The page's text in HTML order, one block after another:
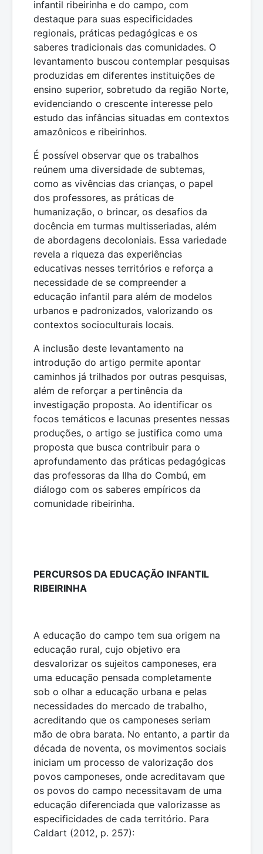
infantil ribeirinha e do campo, com
destaque para suas especificidades
regionais, práticas pedagógicas e os
saberes tradicionais das comunidades. O
levantamento buscou contemplar pesquisas
produzidas em diferentes instituições de
ensino superior, sobretudo da região Norte,
evidenciando o crescente interesse pelo
estudo das infâncias situadas em contextos
amazônicos e ribeirinhos.
É possível observar que os trabalhos
reúnem uma diversidade de subtemas,
como as vivências das crianças, o papel
dos professores, as práticas de
humanização, o brincar, os desafios da
docência em turmas multisseriadas, além
de abordagens decoloniais. Essa variedade
revela a riqueza das experiências
educativas nesses territórios e reforça a
necessidade de se compreender a
educação infantil para além de modelos
urbanos e padronizados, valorizando os
contextos socioculturais locais.
A inclusão deste levantamento na
introdução do artigo permite apontar
caminhos já trilhados por outras pesquisas,
além de reforçar a pertinência da
investigação proposta. Ao identificar os
focos temáticos e lacunas presentes nessas
produções, o artigo se justifica como uma
proposta que busca contribuir para o
aprofundamento das práticas pedagógicas
das professoras da Ilha do Combú, em
diálogo com os saberes empíricos da
comunidade ribeirinha.
PERCURSOS DA EDUCAÇÃO INFANTIL
RIBEIRINHA
A educação do campo tem sua origem na
educação rural, cujo objetivo era
desvalorizar os sujeitos camponeses, era
uma educação pensada completamente
sob o olhar a educação urbana e pelas
necessidades do mercado de trabalho,
acreditando que os camponeses seriam
mão de obra barata. No entanto, a partir da
década de noventa, os movimentos sociais
iniciam um processo de valorização dos
povos camponeses, onde acreditavam que
os povos do campo necessitavam de uma
educação diferenciada que valorizasse as
especificidades de cada território. Para
Caldart (2012, p. 257):